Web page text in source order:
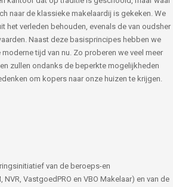
naar de klassieke makelaardij is gekeken. We
het verleden behouden, evenals de van oudsher
Naast deze basisprincipes hebben we
tijd van nu. Zo proberen we veel meer
zullen ondanks de beperkte mogelijkheden
om kopers naar onze huizen te krijgen.
van de beroeps-en
NVR, VastgoedPRO en VBO Makelaar) en van de